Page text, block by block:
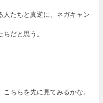
人たちと真逆に、ネガキャン
だと思う。
ちらを先に見てみるかな。